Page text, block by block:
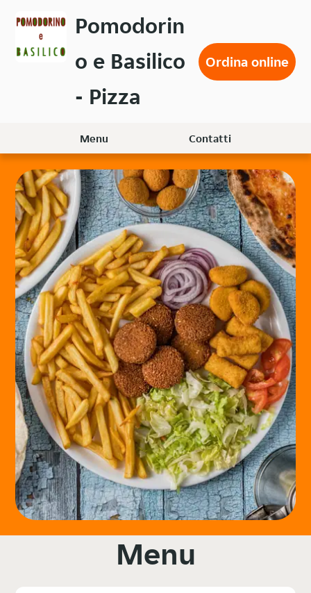
contenuto
principale
Pomodorin
o e Basilico
- Pizza
Ordina online
Menu Contatti
Menu